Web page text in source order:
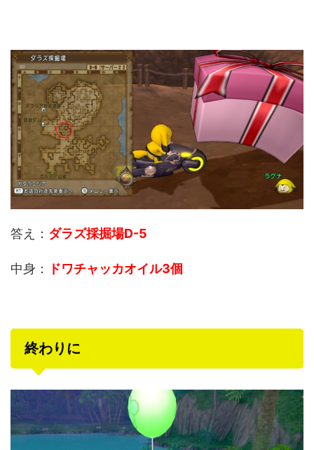
答え： ダラズ採掘場D-5
中身： ドワチャッカオイル3個
終わりに